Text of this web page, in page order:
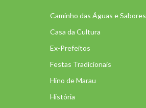
Caminho das Águas e Sabores
Casa da Cultura
Ex-Prefeitos
Festas Tradicionais
Hino de Marau
História